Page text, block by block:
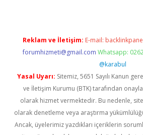
Reklam ve İletişim: E-mail:
forumhizmeti@gmail.com Whatsapp:
@karabul
Yasal Uyarı: Sitemiz, 5651 Sayılı Kanun
ve İletişim Kurumu (BTK) tarafından
olarak hizmet vermektedir. Bu nedenle,
olarak denetleme veya araştırma
Ancak, üyelerimiz yazdıkları içeriklerin